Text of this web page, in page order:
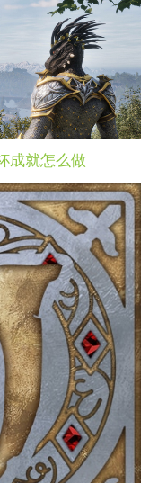
成就怎么做